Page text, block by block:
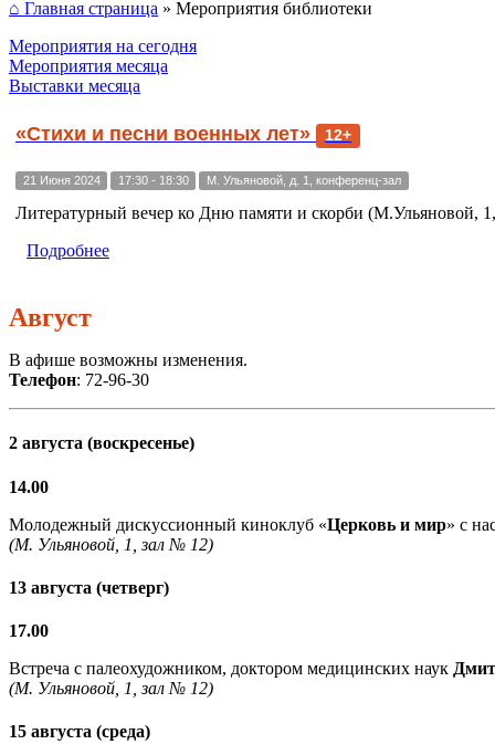
⌂ Главная страница » Мероприятия библиотеки
Мероприятия на сегодня
Мероприятия месяца
Выставки месяца
«Стихи и песни военных лет» 12+
21 Июня 2024 17:30 - 18:30 М. Ульяновой, д. 1, конференц-зал
Литературный вечер ко Дню памяти и скорби (М.Ульяновой,
Подробнее
Август
В афише возможны изменения.
Телефон: 72-96-30
2 августа (воскресенье)
14.00
Молодежный дискуссионный киноклуб «Церковь и мир» с
(М. Ульяновой, 1, зал № 12)
13 августа (четверг)
17.00
Встреча с палеохудожником, доктором медицинских наук
(М. Ульяновой, 1, зал № 12)
15 августа (среда)